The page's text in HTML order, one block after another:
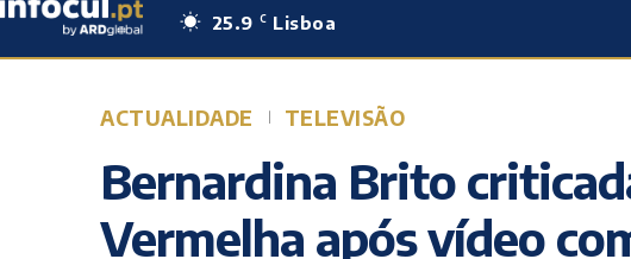
25.9 C Lisboa
ACTUALIDADE TELEVISÃO
Bernardina Brito
Vermelha após vídeo